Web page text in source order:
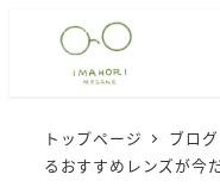
トップページ ブログ
るおすすめレンズが今